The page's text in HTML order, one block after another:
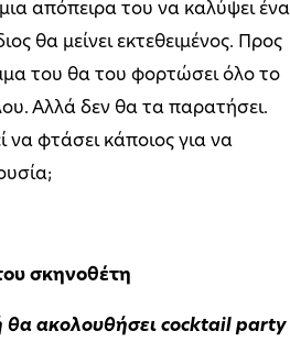
απόπειρα του να καλύψει
θα μείνει εκτεθειμένος. Προς
του θα του φορτώσει όλο το
Αλλά δεν θα τα παρατήσει.
να φτάσει κάποιος για να
σκηνοθέτη
ακολουθήσει cocktail party